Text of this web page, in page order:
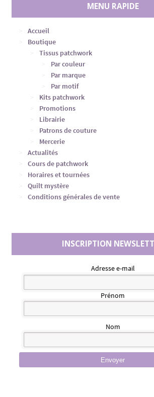
MENU RAPIDE
Accueil
Boutique
Tissus patchwork
Par couleur
Par marque
Par motif
Kits patchwork
Promotions
Librairie
Patrons de couture
Mercerie
Actualités
Cours de patchwork
Horaires et tournées
Quilt mystère
Conditions générales de vente
INSCRIPTION
Adresse e-mail
Prénom
Nom
Envoyer